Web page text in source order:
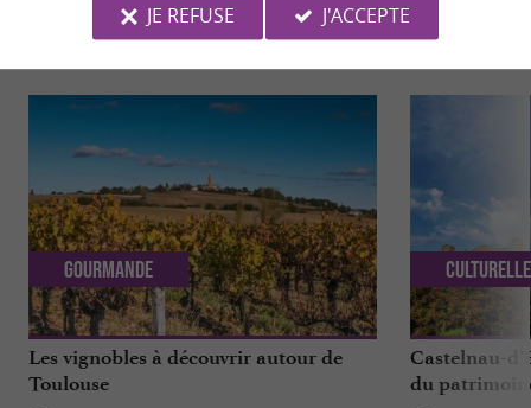
NOUS AVONS TESTÉPOUR VOUS
Les vignobles à découvrir autour de
Toulouse
Gourmande
Castelnau-
du
Culturelle
JE REFUSE
J'ACCEPTE